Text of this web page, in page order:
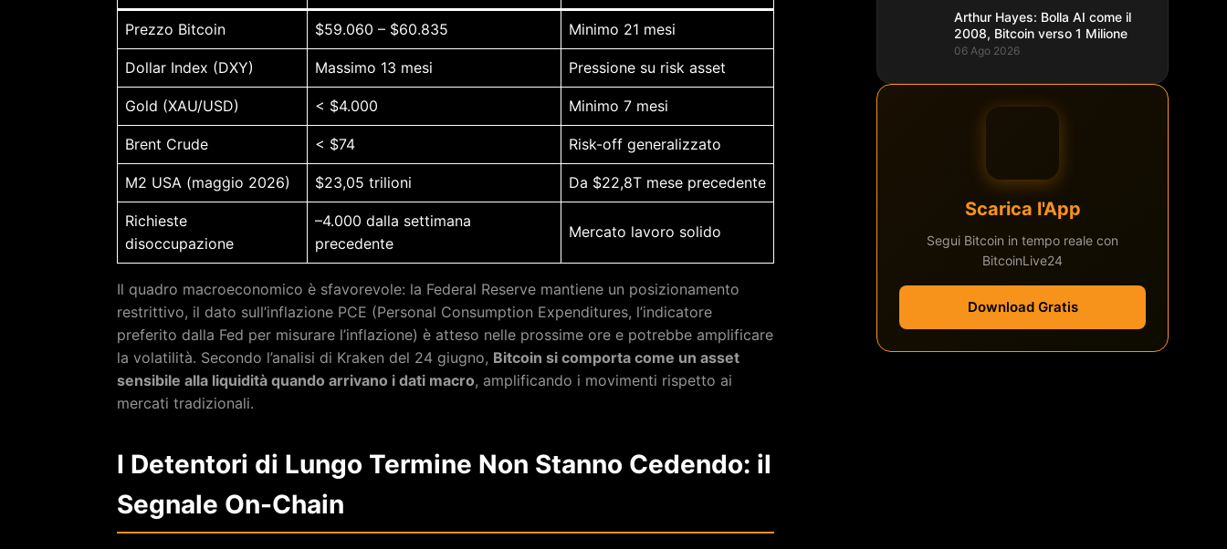
Prezzo Bitcoin $59.060 – $60.835 Minimo 21 mesi
Dollar Index (DXY) Massimo 13 mesi Pressione su risk asset
Gold (XAU/USD) < $4.000 Minimo 7 mesi
Brent Crude < $74 Risk-off generalizzato
M2 USA (maggio 2026) $23,05 trilioni Da $22,8T mese precedente
Richieste
disoccupazione
–4.000 dalla settimana
precedente
Mercato lavoro solido
Il quadro macroeconomico è sfavorevole: la Federal Reserve mantiene un posizionamento
restrittivo, il dato sull’inflazione PCE (Personal Consumption Expenditures, l’indicatore
preferito dalla Fed per misurare l’inflazione) è atteso nelle prossime ore e potrebbe amplificare
la volatilità. Secondo l’analisi di Kraken del 24 giugno, Bitcoin si comporta come un asset
sensibile alla liquidità quando arrivano i dati macro, amplificando i movimenti rispetto ai
mercati tradizionali.
I Detentori di Lungo Termine Non Stanno Cedendo: il
Segnale On-Chain
Arthur Hayes: Bolla AI come il
2008, Bitcoin verso 1 Milione
06 Ago 2026
Scarica l'App
Segui Bitcoin in tempo reale con
BitcoinLive24
Download Gratis